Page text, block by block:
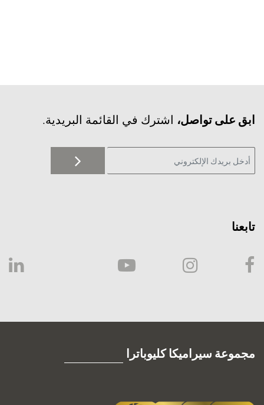
‫ابق على تواصل، اشترك في القائمة البريدية.
تابعنا
مجموعة سيراميكا كليوباترا